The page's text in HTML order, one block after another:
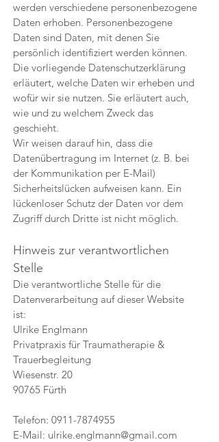
werden verschiedene personenbezogene
Daten erhoben. Personenbezogene
Daten sind Daten, mit denen Sie
persönlich identifiziert werden können.
Die vorliegende Datenschutzerklärung
erläutert, welche Daten wir erheben und
wofür wir sie nutzen. Sie erläutert auch,
wie und zu welchem Zweck das
geschieht.
Wir weisen darauf hin, dass die
Datenübertragung im Internet (z. B. bei
der Kommunikation per E-Mail)
Sicherheitslücken aufweisen kann. Ein
lückenloser Schutz der Daten vor dem
Zugriff durch Dritte ist nicht möglich.
Hinweis zur verantwortlichen
Stelle
Die verantwortliche Stelle für die
Datenverarbeitung auf dieser Website
ist:
Ulrike Englmann
Privatpraxis für Traumatherapie &
Trauerbegleitung
Wiesenstr. 20
90765 Fürth
Telefon: 0911-7874955
E-Mail: ulrike.englmann@gmail.com